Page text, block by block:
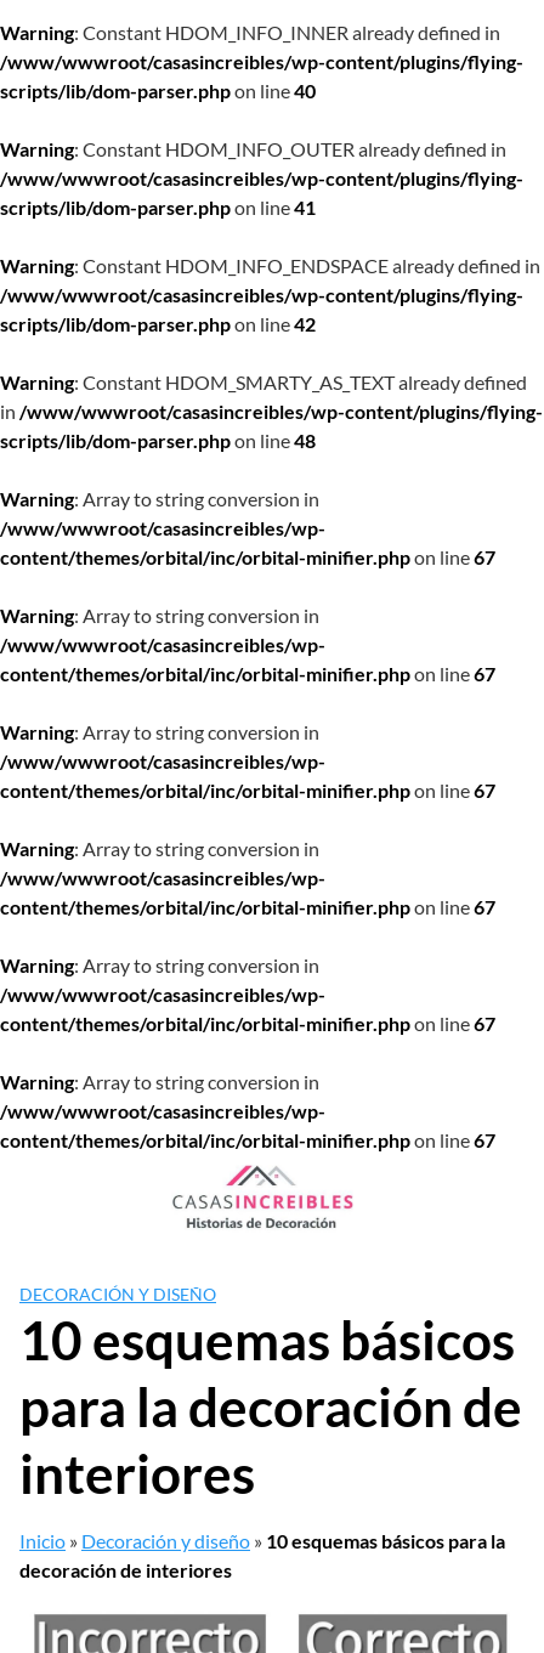
Warning: Constant HDOM_INFO_INNER already defined in
/www/wwwroot/casasincreibles/wp-content/plugins/flying-
scripts/lib/dom-parser.phpon line40
Warning: Constant HDOM_INFO_OUTER already defined in
/www/wwwroot/casasincreibles/wp-content/plugins/flying-
scripts/lib/dom-parser.phpon line41
Warning: Constant HDOM_INFO_ENDSPACE already defined in
/www/wwwroot/casasincreibles/wp-content/plugins/flying-
scripts/lib/dom-parser.phpon line42
Warning: Constant HDOM_SMARTY_AS_TEXT already defined
in /www/wwwroot/casasincreibles/wp-content/plugins/flying-
scripts/lib/dom-parser.phpon line48
Warning: Array to string conversion in
/www/wwwroot/casasincreibles/wp-
content/themes/orbital/inc/orbital-minifier.phpon line67
Warning: Array to string conversion in
/www/wwwroot/casasincreibles/wp-
content/themes/orbital/inc/orbital-minifier.phpon line67
Warning: Array to string conversion in
/www/wwwroot/casasincreibles/wp-
content/themes/orbital/inc/orbital-minifier.phpon line67
Warning: Array to string conversion in
/www/wwwroot/casasincreibles/wp-
content/themes/orbital/inc/orbital-minifier.phpon line67
Warning: Array to string conversion in
/www/wwwroot/casasincreibles/wp-
content/themes/orbital/inc/orbital-minifier.phpon line67
Warning: Array to string conversion in
/www/wwwroot/casasincreibles/wp-
content/themes/orbital/inc/orbital-minifier.phpon line67
DECORACIÓN Y DISEÑO
10 esquemas básicos
para la decoración de
interiores
Inicio » Decoración y diseño » 10 esquemas básicos para la
decoración de interiores